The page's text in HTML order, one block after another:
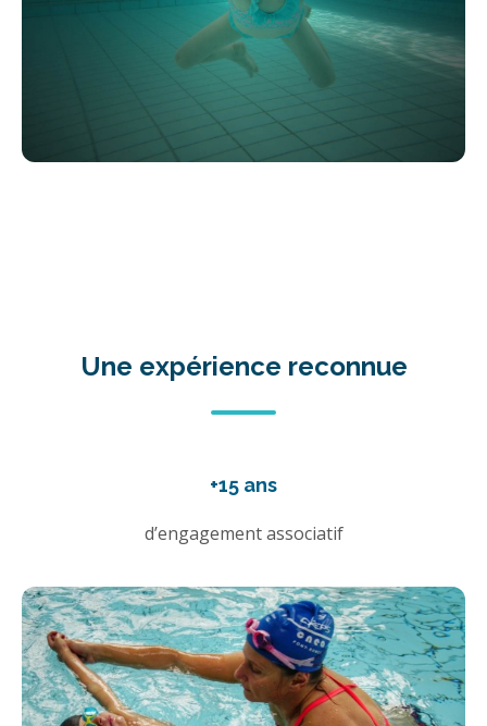
Une expérience reconnue
+15 ans
d’engagement associatif